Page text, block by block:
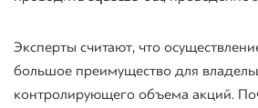
Эксперты считают, что
большое преимущество для
контролирующего объема акций.